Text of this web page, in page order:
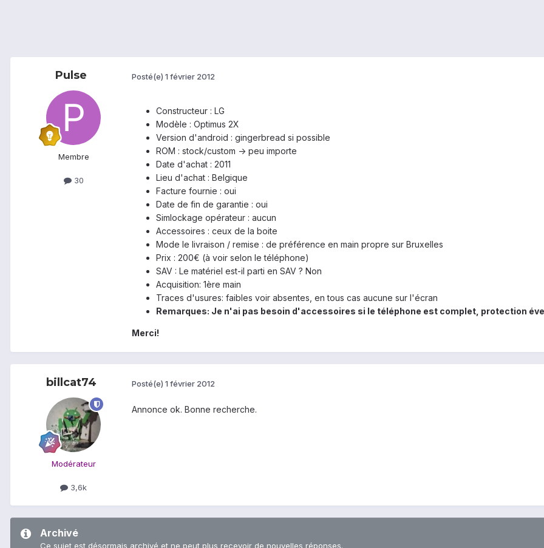
Pulse
Membre
30
Posté(e) 1 février 2012
Constructeur : LG
Modèle : Optimus 2X
Version d'android : gingerbread si possible
ROM : stock/custom -> peu importe
Date d'achat : 2011
Lieu d'achat : Belgique
Facture fournie : oui
Date de fin de garantie : oui
Simlockage opérateur : aucun
Accessoires : ceux de la boite
Mode le livraison / remise : de préférence en main propre sur Bruxelles
Prix : 200€ (à voir selon le téléphone)
SAV : Le matériel est-il parti en SAV ? Non
Acquisition: 1ère main
Traces d'usures: faibles voir absentes, en tous cas aucune sur l'écran
Remarques: Je n'ai pas besoin d'accessoires si le téléphone est complet, protection
Merci!
billcat74
Modérateur
3,6k
Posté(e) 1 février 2012
Annonce ok. Bonne recherche.
Archivé
Ce sujet est désormais archivé et ne peut plus recevoir de nouvelles réponses.